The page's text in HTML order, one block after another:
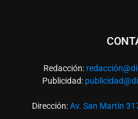
Redacción: redacció
Publicidad:
Dirección:Av. San Martín